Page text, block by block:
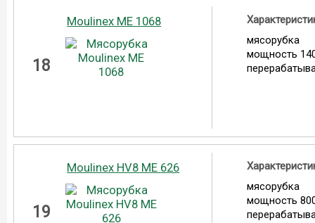
18
Moulinex ME 1068
мясорубка
мощность
19
Moulinex HV8 ME 626
мясорубка
мощность